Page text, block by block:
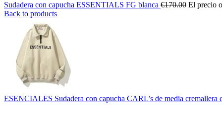
Sudadera con capucha ESSENTIALS FG blanca €170.00 El precio
Back to products
ESENCIALES Sudadera con capucha CARL’s de media cremallera